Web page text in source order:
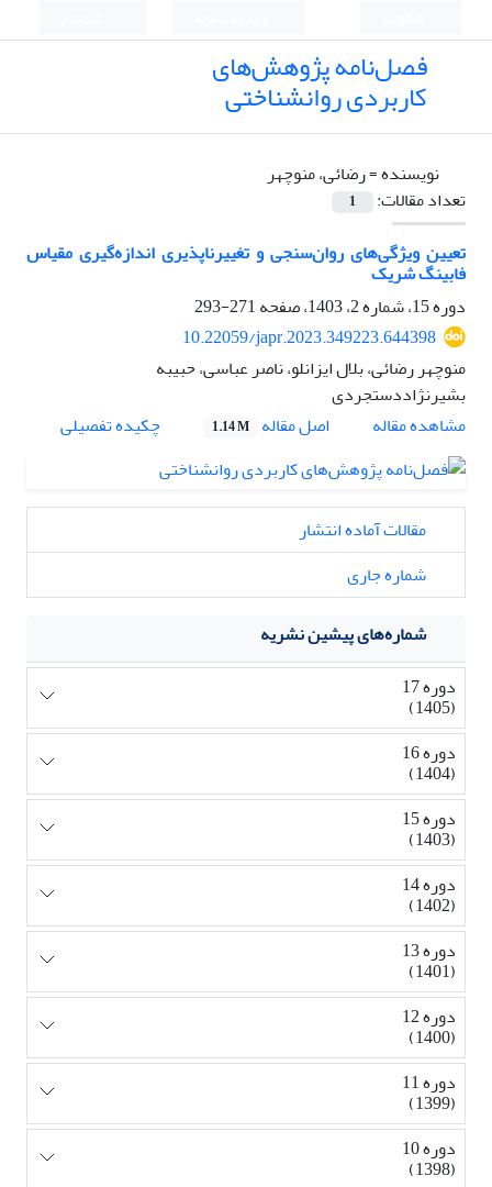
فصل‌نامه پژوهش‌های
کاربردی روانشناختی
نویسنده =رضائی، منوچهر
تعداد مقالات:
1
تعیین ویژگی‌های روان‌سنجی و تغییرناپذیری اندازه‌گیری مقیاس
فابینگ شریک
دوره 15، شماره 2، 1403، صفحه
271-293
10.22059/japr.2023.349223.644398
منوچهر رضائی، بلال ایزانلو، ناصر عباسی، حبیبه
بشیرنژاددستجردی
مشاهده مقاله
اصل مقاله 1.14 M چکیده تفصیلی
مقالات آماده انتشار
شماره جاری
شماره‌های پیشین نشریه
دوره 17
(1405)
دوره 16
(1404)
دوره 15
(1403)
دوره 14
(1402)
دوره 13
(1401)
دوره 12
(1400)
دوره 11
(1399)
دوره 10
(1398)